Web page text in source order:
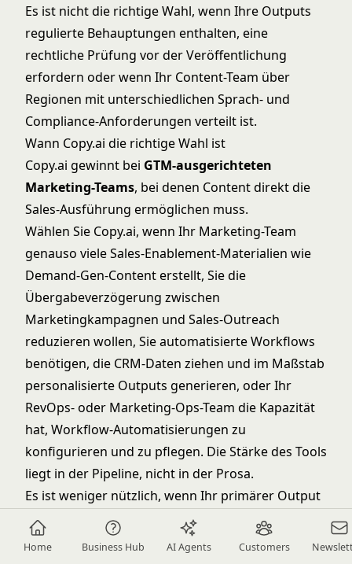
Home Business Hub AI Agents Customers
Es ist nicht die richtige Wahl, wenn Ihre Outputs
regulierte Behauptungen enthalten, eine
rechtliche Prüfung vor der Veröffentlichung
erfordern oder wenn Ihr Content-Team über
Regionen mit unterschiedlichen Sprach- und
Compliance-Anforderungen verteilt ist.
Wann Copy.ai die richtige Wahl ist
Copy.ai gewinnt bei GTM-ausgerichteten
Marketing-Teams, bei denen Content direkt die
Sales-Ausführung ermöglichen muss.
Wählen Sie Copy.ai, wenn Ihr Marketing-Team
genauso viele Sales-Enablement-Materialien wie
Demand-Gen-Content erstellt, Sie die
Übergabeverzögerung zwischen
Marketingkampagnen und Sales-Outreach
reduzieren wollen, Sie automatisierte Workflows
benötigen, die CRM-Daten ziehen und im Maßstab
personalisierte Outputs generieren, oder Ihr
RevOps- oder Marketing-Ops-Team die Kapazität
hat, Workflow-Automatisierungen zu
konfigurieren und zu pflegen. Die Stärke des Tools
liegt in der Pipeline, nicht in der Prosa.
Es ist weniger nützlich, wenn Ihr primärer Output
aus langen redaktionellen Inhalten, SEO-Artikeln
oder Brand-Kampagnenmaterialien besteht, bei